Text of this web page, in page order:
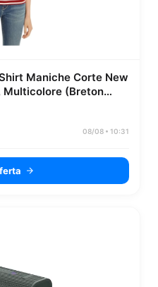
Maniche Corte New
Multicolore (Breton
08/08 • 10:31